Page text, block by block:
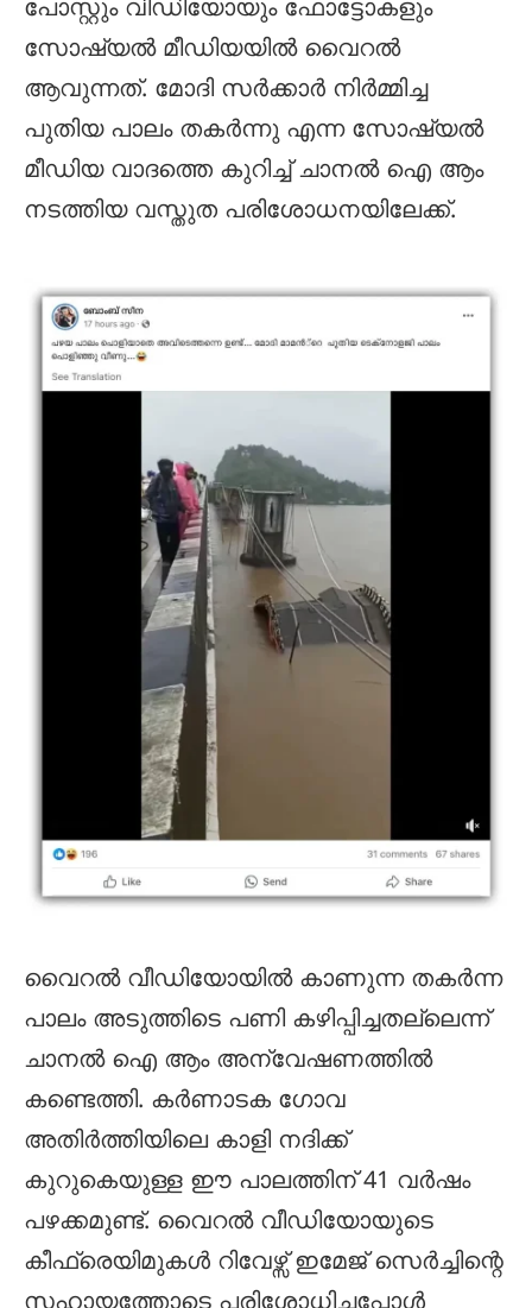
പോസ്റ്റും വിഡിയോയും ഫോട്ടോകളും
സോഷ്യൽ മീഡിയയിൽ വൈറൽ
ആവുന്നത്. മോദി സർക്കാർ നിർമ്മിച്ച
പുതിയ പാലം തകർന്നു എന്ന സോഷ്യൽ
മീഡിയ വാദത്തെ കുറിച്ച് ചാനൽ ഐ ആം
നടത്തിയ വസ്തുത പരിശോധനയിലേക്ക്.
വൈറൽ വീഡിയോയിൽ കാണുന്ന തകർന്ന
പാലം അടുത്തിടെ പണി കഴിപ്പിച്ചതല്ലെന്ന്
ചാനൽ ഐ ആം അന്വേഷണത്തിൽ
കണ്ടെത്തി. കർണാടക ഗോവ
അതിർത്തിയിലെ കാളി നദിക്ക്
കുറുകെയുള്ള ഈ പാലത്തിന് 41 വർഷം
പഴക്കമുണ്ട്. വൈറൽ വീഡിയോയുടെ
കീഫ്രെയിമുകൾ റിവേഴ്സ് ഇമേജ് സെർച്ചിന്റെ